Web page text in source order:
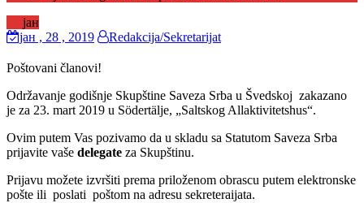
јан
јан , 28 , 2019 Redakcija/Sekretarijat
Poštovani članovi!
Održavanje godišnje Skupštine Saveza Srba u Švedskoj zakazano
je za 23. mart 2019 u Södertälje, „Saltskog Allaktivitetshus“.
Ovim putem Vas pozivamo da u skladu sa Statutom Saveza Srba
prijavite vaše delegate za Skupštinu.
Prijavu možete izvršiti prema priloženom obrascu putem elektronske
pošte ili poslati poštom na adresu sekreteraijata.